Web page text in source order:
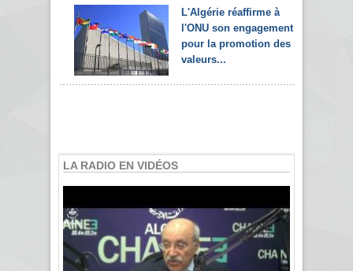
L'Algérie réaffirme à
l'ONU son engagement
pour la promotion des
valeurs...
LA RADIO EN VIDÉOS